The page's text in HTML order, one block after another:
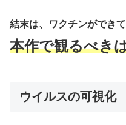
結末は、ワクチンができ
本作で観るべき
ウイルスの可視化